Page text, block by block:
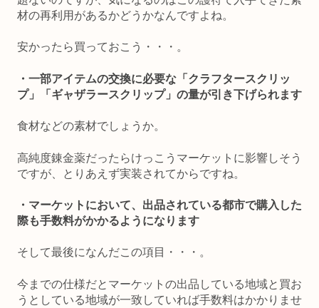
材の再利用があるかどうかなんですよね。
安かったら買っておこう・・・。
・一部アイテムの交換に必要な「クラフタースクリッ
プ」「ギャザラースクリップ」の量が引き下げられます
食材などの素材でしょうか。
高純度錬金薬だったらけっこうマーケットに影響しそう
ですが、とりあえず実装されてからですね。
・マーケットにおいて、出品されている都市で購入した
際も手数料がかかるようになります
そして最後になんだこの項目・・・。
今までの仕様だとマーケットの出品している地域と買お
うとしている地域が一致していれば手数料はかかりませ